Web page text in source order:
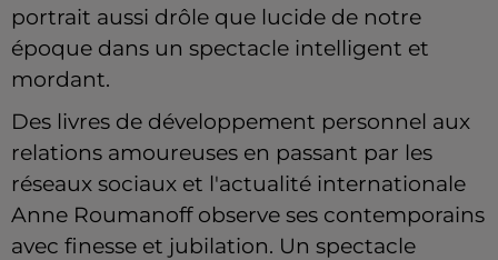
portrait aussi drôle que lucide de notre
époque dans un spectacle intelligent et
mordant.
Des livres de développement personnel aux
relations amoureuses en passant par les
réseaux sociaux et l'actualité internationale
Anne Roumanoff observe ses contemporains
avec finesse et jubilation. Un spectacle